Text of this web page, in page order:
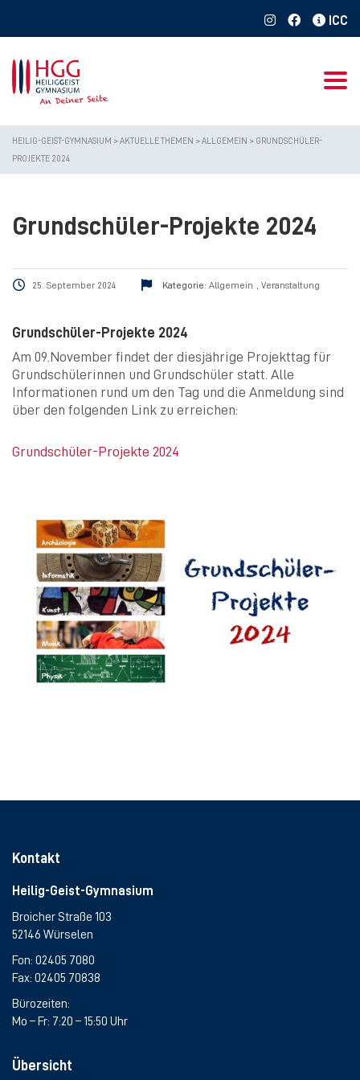
HEILIG-GEIST-GYMNASIUM >AKTUELLE THEMEN >ALLGEMEIN > GRUNDSCHÜLER-
PROJEKTE 2024
Grundschüler-Projekte 2024
25. September 2024 Kategorie: Allgemein Veranstaltung
Grundschüler-Projekte 2024
Am 09.November findet der diesjährige Projekttag für
Grundschülerinnen und Grundschüler statt. Alle
Informationen rund um den Tag und die Anmeldung sind
über den folgenden Link zu erreichen:
Grundschüler-Projekte 2024
Kontakt
Heilig-Geist-Gymnasium
Broicher Straße 103
52146 Würselen
Fon: 02405 7080
Fax: 02405 70838
Bürozeiten:
Mo – Fr: 7:20 – 15:50 Uhr
Übersicht